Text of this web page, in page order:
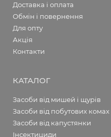
Доставка і оплата
Обмін і повернення
Для опту
Акція
Контакти
КАТАЛОГ
Засоби від мишей і щурів
Засоби від побутових комах
Засоби від капустянки
Інсектициди